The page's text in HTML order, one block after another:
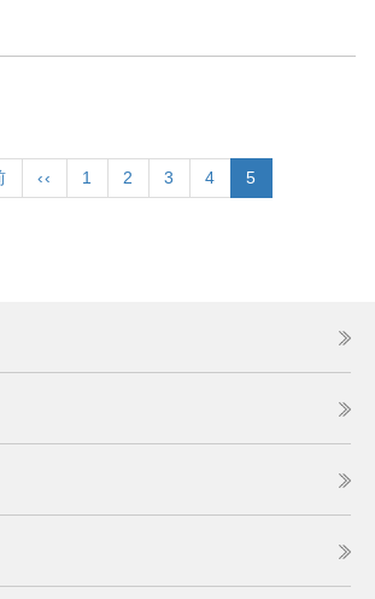
Previous
page
‹‹
頁
面
1
頁
面
2
頁
面
3
頁
面
4
目
前
5